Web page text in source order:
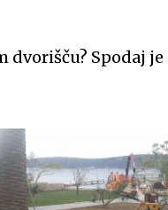
dvorišču? Spodaj je